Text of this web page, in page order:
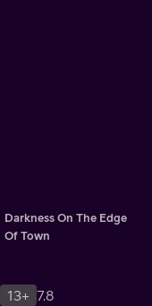
Darkness On The Edge
Of Town
13+ 7.8